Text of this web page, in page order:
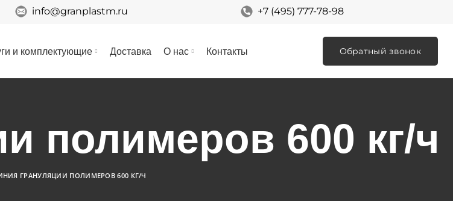
info@granplastm.ru +7 (495) 777-78-98
и комплектующие Доставка О нас Контакты Обратный звонок
полимеров 600 кг/ч
ГРАНУЛЯЦИИ ПОЛИМЕРОВ 600 КГ/Ч